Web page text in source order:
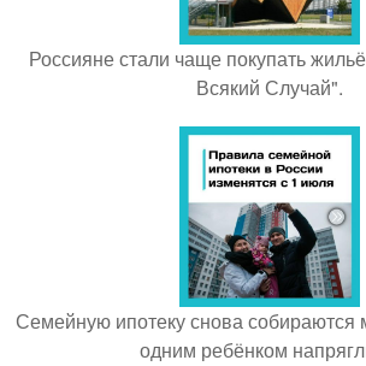
Россияне стали чаще покупать
Всякий Случай".
Семейную ипотеку снова собираются
одним ребёнком